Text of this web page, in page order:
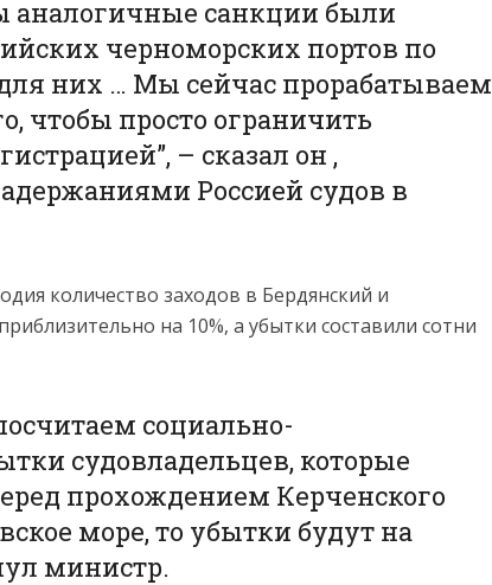
аналогичные санкции были
черноморских портов по
них … Мы сейчас прорабатываем
чтобы просто ограничить
– сказал он ,
Россией судов в
количество заходов в Бердянский и
на 10%, а убытки составили сотни
социально-
судовладельцев, которые
прохождением Керченского
море, то убытки будут на
министр.